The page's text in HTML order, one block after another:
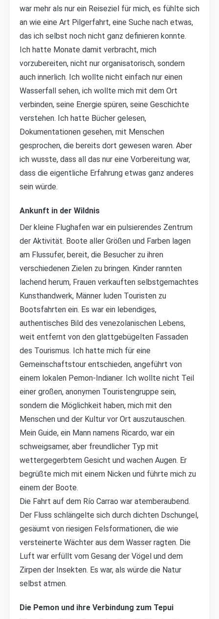
war mehr als nur ein Reiseziel für mich, es fühlte sich
an wie eine Art Pilgerfahrt, eine Suche nach etwas,
das ich selbst noch nicht ganz definieren konnte.
Ich hatte Monate damit verbracht, mich
vorzubereiten, nicht nur organisatorisch, sondern
auch innerlich. Ich wollte nicht einfach nur einen
Wasserfall sehen, ich wollte mich mit dem Ort
verbinden, seine Energie spüren, seine Geschichte
verstehen. Ich hatte Bücher gelesen,
Dokumentationen gesehen, mit Menschen
gesprochen, die bereits dort gewesen waren. Aber
ich wusste, dass all das nur eine Vorbereitung war,
dass die eigentliche Erfahrung etwas ganz anderes
sein würde.
Ankunft in der Wildnis
Der kleine Flughafen war ein pulsierendes Zentrum
der Aktivität. Boote aller Größen und Farben lagen
am Flussufer, bereit, die Besucher zu ihren
verschiedenen Zielen zu bringen. Kinder rannten
lachend herum, Frauen verkauften selbstgemachtes
Kunsthandwerk, Männer luden Touristen zu
Bootsfahrten ein. Es war ein lebendiges,
authentisches Bild des venezolanischen Lebens,
weit entfernt von den glattgebügelten Fassaden
des Tourismus. Ich hatte mich für eine
Gemeinschaftstour entschieden, angeführt von
einem lokalen Pemon-Indianer. Ich wollte nicht Teil
einer großen, anonymen Touristengruppe sein,
sondern die Möglichkeit haben, mich mit den
Menschen und der Kultur vor Ort auszutauschen.
Mein Guide, ein Mann namens Ricardo, war ein
schweigsamer, aber freundlicher Typ mit
wettergegerbtem Gesicht und wachen Augen. Er
begrüßte mich mit einem Nicken und führte mich zu
einem der Boote.
Die Fahrt auf dem Río Carrao war atemberaubend.
Der Fluss schlängelte sich durch dichten Dschungel,
gesäumt von riesigen Felsformationen, die wie
versteinerte Wächter aus dem Wasser ragten. Die
Luft war erfüllt vom Gesang der Vögel und dem
Zirpen der Insekten. Es war, als würde die Natur
selbst atmen.
Die Pemon und ihre Verbindung zum Tepui